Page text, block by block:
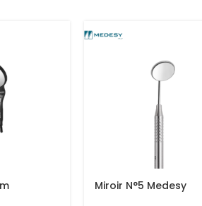
Miroir N°5 Medesy